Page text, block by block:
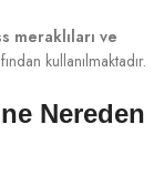
meraklıları ve
kullanılmaktadır.
Nereden